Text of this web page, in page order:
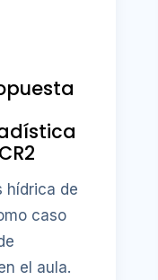
hídrica de
caso
el aula.